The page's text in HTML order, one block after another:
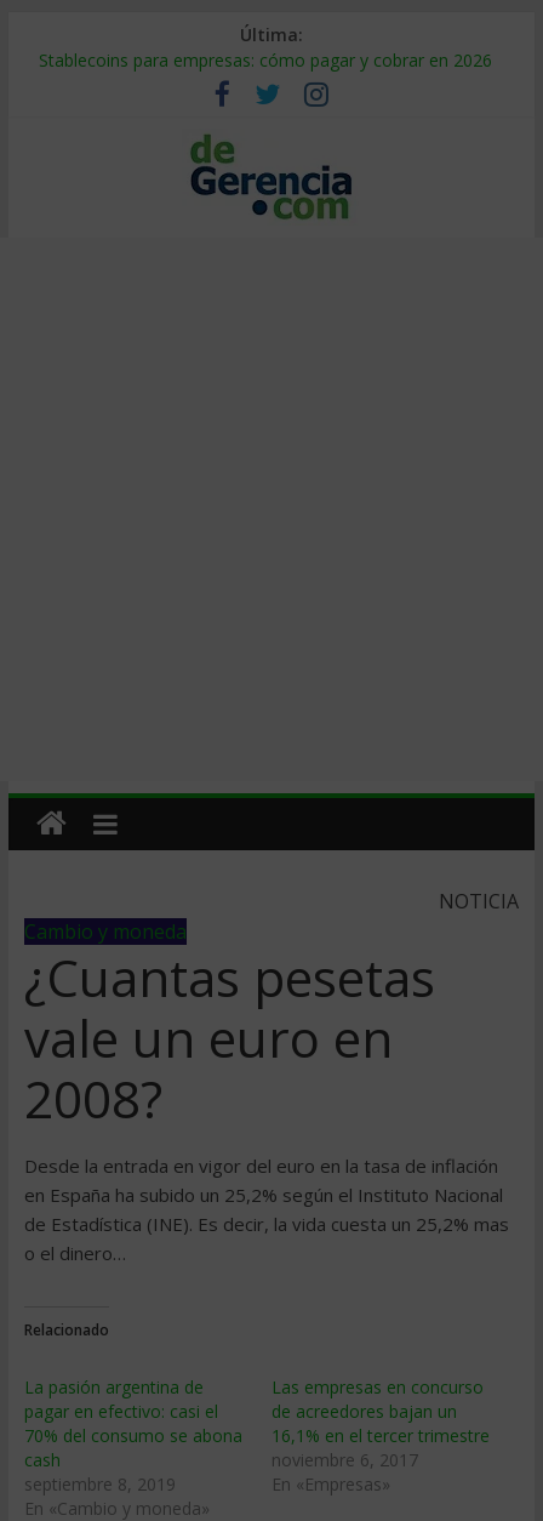
Última:
Stablecoins para empresas: cómo pagar y cobrar en 2026
Despido silencioso: qué es y por qué sale tan caro
IA en selección de personal: cómo auditarla a tiempo
Trabajo forzoso en la cadena de suministro: qué hacer
Mercado hispano de EE. UU.: cómo segmentarlo y venderle
NOTICIA
Cambio y moneda
¿Cuantas pesetas
vale un euro en
2008?
Desde la entrada en vigor del euro en la tasa de inflación
en España ha subido un 25,2% según el Instituto Nacional
de Estadí­stica (INE). Es decir, la vida cuesta un 25,2% mas
o el dinero…
Relacionado
La pasión argentina de
pagar en efectivo: casi el
70% del consumo se abona
cash
septiembre 8, 2019
En «Cambio y moneda»
Las empresas en concurso
de acreedores bajan un
16,1% en el tercer trimestre
noviembre 6, 2017
En «Empresas»